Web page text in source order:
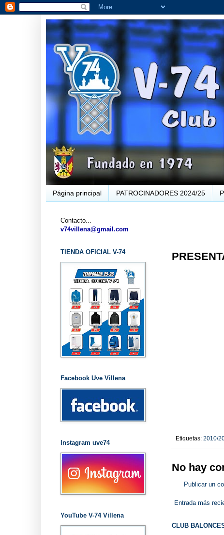
Página principal PATROCINADORES 2024/25
...
Etiquetas: 2010/
No hay
Publicar un
Entrada más
CLUB
Contacto...
v74villena@gmail.com
TIENDA OFICIAL V-74
Facebook Uve Villena
Instagram uve74
YouTube V-74 Villena